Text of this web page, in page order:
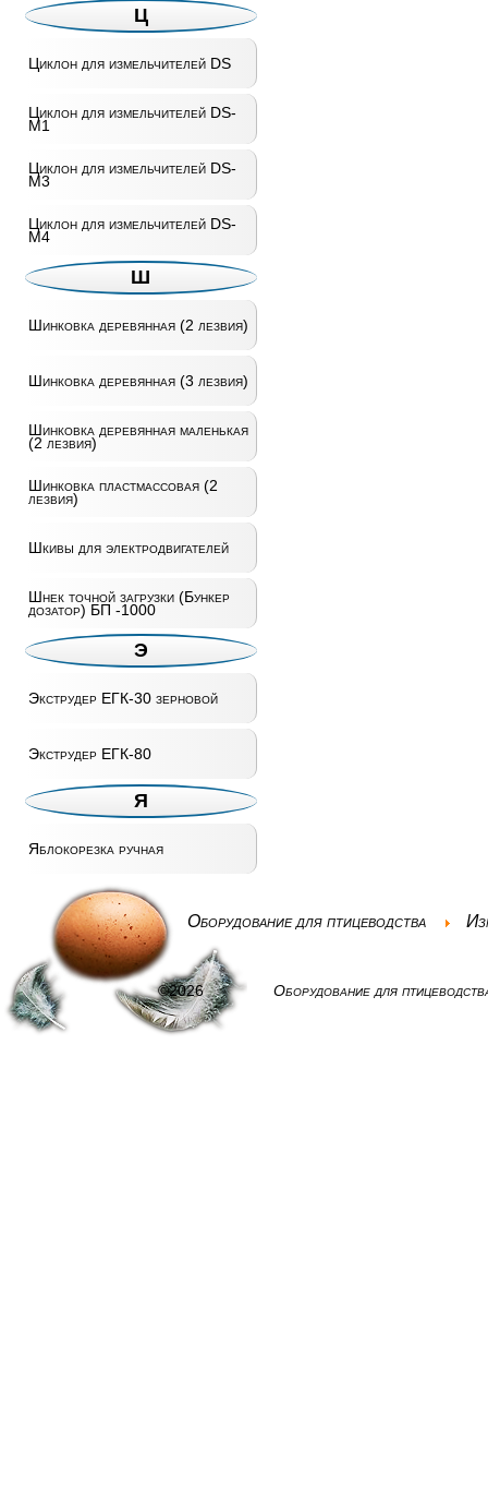
Ц
Циклон для измельчителей DS
Циклон для измельчителей DS-
M1
Циклон для измельчителей DS-
M3
Циклон для измельчителей DS-
M4
Ш
Шинковка деревянная (2 лезвия)
Шинковка деревянная (3 лезвия)
Шинковка деревянная маленькая
(2 лезвия)
Шинковка пластмассовая (2
лезвия)
Шкивы для электродвигателей
Шнек точной загрузки (Бункер
дозатор) БП -1000
Э
Экструдер ЕГК-30 зерновой
Экструдер ЕГК-80
Я
Яблокорезка ручная
Оборудование для птицеводства
©2026 Оборудование для